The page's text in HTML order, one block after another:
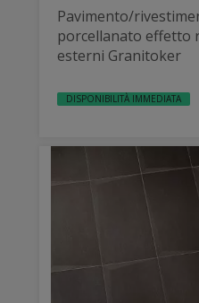
Pavimento/
porcellanato effetto
esterni Granitoker
DISPONIBILITÀ IMMEDIATA